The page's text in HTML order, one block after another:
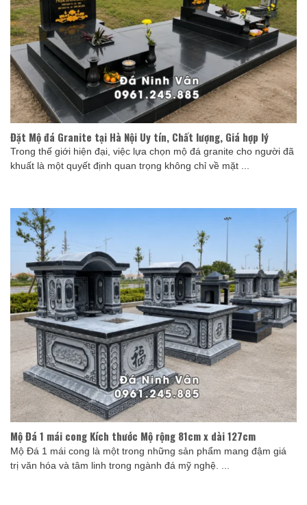
Đặt Mộ đá Granite tại Hà Nội Uy tín, Chất lượng, Giá hợp lý
Trong thế giới hiện đại, việc lựa chọn mộ đá granite cho người đã
khuất là một quyết định quan trọng không chỉ về mặt ...
Mộ Đá 1 mái cong Kích thước Mộ rộng 81cm x dài 127cm
Mộ Đá 1 mái cong là một trong những sản phẩm mang đậm giá
trị văn hóa và tâm linh trong ngành đá mỹ nghệ. ...